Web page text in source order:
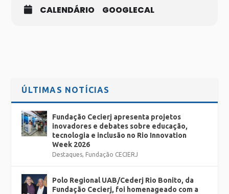
CALENDÁRIO GOOGLECAL
ÚLTIMAS NOTÍCIAS
Fundação Cecierj apresenta projetos
inovadores e debates sobre educação,
tecnologia e inclusão no Rio Innovation
Week 2026
Destaques, Fundação CECIERJ
Polo Regional UAB/Cederj Rio Bonito, da
Fundação Cecierj, foi homenageado com a